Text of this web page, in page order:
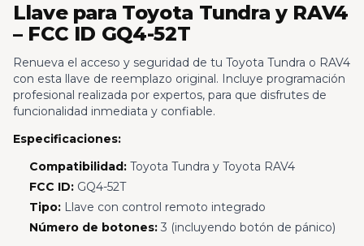
Llave para Toyota Tundra y RAV4
– FCC ID GQ4-52T
Renueva el acceso y seguridad de tu Toyota Tundra o RAV4
con esta llave de reemplazo original. Incluye programación
profesional realizada por expertos, para que disfrutes de
funcionalidad inmediata y confiable.
Especificaciones:
Compatibilidad:Toyota Tundra y Toyota RAV4
FCC ID:GQ4-52T
Tipo:Llave con control remoto integrado
Número de botones:3 (incluyendo botón de pánico)